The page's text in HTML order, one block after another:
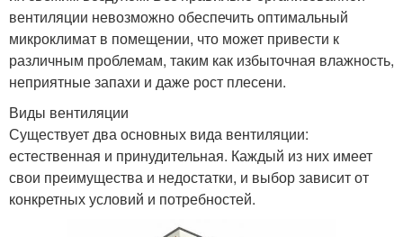
вентиляции невозможно обеспечить оптимальный
микроклимат в помещении, что может привести к
различным проблемам, таким как избыточная влажность,
неприятные запахи и даже рост плесени.
Виды вентиляции
Существует два основных вида вентиляции:
естественная и принудительная. Каждый из них имеет
свои преимущества и недостатки, и выбор зависит от
конкретных условий и потребностей.